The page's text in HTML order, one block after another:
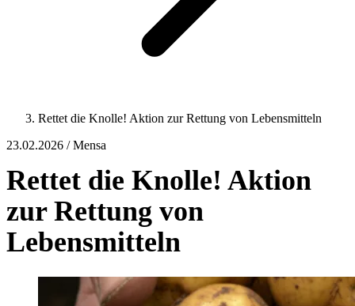
Rettet die Knolle! Aktion zur Rettung von Lebensmitteln
23.02.2026 / Mensa
Rettet die Knolle! Aktion
zur Rettung von
Lebensmitteln